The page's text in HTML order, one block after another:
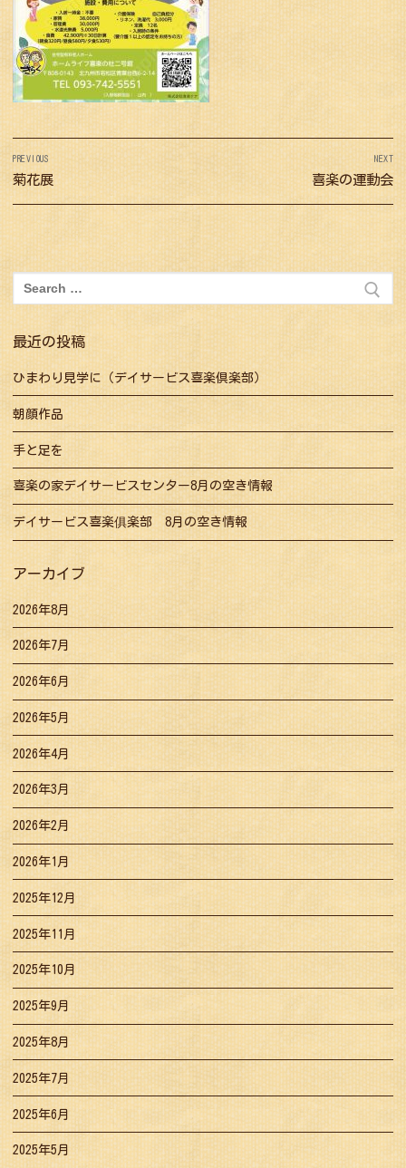
投
稿
ナ
ビ
ゲ
ー
シ
ョ
ン
PREVIOUS
Previous
post:
菊花展
NEXT
Next
post:
喜楽の運動会
索:
最近の投稿
ひまわり見学に（デイサービス喜楽倶楽部）
朝顔作品
手と足を
喜楽の家デイサービスセンター8月の空き情報
デイサービス喜楽俱楽部 8月の空き情報
アーカイブ
2026年8月
2026年7月
2026年6月
2026年5月
2026年4月
2026年3月
2026年2月
2026年1月
2025年12月
2025年11月
2025年10月
2025年9月
2025年8月
2025年7月
2025年6月
2025年5月